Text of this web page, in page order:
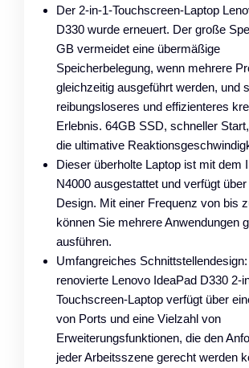
Der 2-in-1-Touchscreen-Laptop
D330 wurde erneuert. Der große
GB vermeidet eine übermäßige
Speicherbelegung, wenn mehrere
gleichzeitig ausgeführt werden, und
reibungsloseres und effizienteres
Erlebnis. 64GB SSD, schneller
die ultimative
Dieser überholte Laptop ist mit dem
N4000 ausgestattet und verfügt
Design. Mit einer Frequenz von bis
können Sie mehrere Anwendungen
ausführen.
Umfangreiches
renovierte Lenovo IdeaPad D330 2-
Touchscreen-Laptop verfügt über
von Ports und eine Vielzahl von
Erweiterungsfunktionen, die den
jeder Arbeitsszene gerecht werden